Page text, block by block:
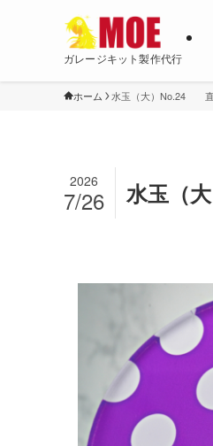
ガレージキット製作代行
ホーム 水玉（大）No.24 直
水玉（
2026
7/26